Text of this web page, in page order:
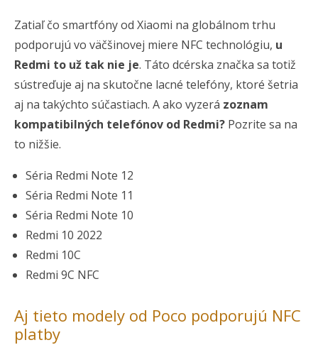
Zatiaľ čo smartfóny od Xiaomi na globálnom trhu
podporujú vo väčšinovej miere NFC technológiu, u
Redmi to už tak nie je. Táto dcérska značka sa totiž
sústreďuje aj na skutočne lacné telefóny, ktoré šetria
aj na takýchto súčastiach. A ako vyzerá zoznam
kompatibilných telefónov od Redmi? Pozrite sa na
to nižšie.
Séria Redmi Note 12
Séria Redmi Note 11
Séria Redmi Note 10
Redmi 10 2022
Redmi 10C
Redmi 9C NFC
Aj tieto modely od Poco podporujú NFC
platby